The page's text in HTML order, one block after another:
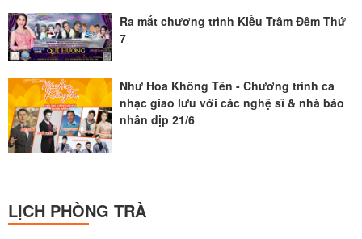
Ra mắt chương trình Kiều Trâm Đêm Thứ
7
Như Hoa Không Tên - Chương trình ca
nhạc giao lưu với các nghệ sĩ & nhà báo
nhân dịp 21/6
LỊCH PHÒNG TRÀ